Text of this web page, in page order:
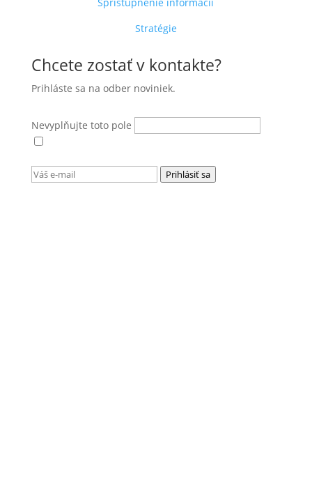
Stratégie
Chcete zostať v kontakte?
Prihláste sa na odber noviniek.
Nevyplňujte toto pole
Prihlásiť sa